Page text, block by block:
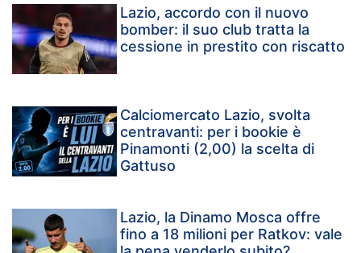
Lazio, accordo con il nuovo
bomber: il suo club tratta la
cessione in prestito con riscatto
Calciomercato Lazio, svolta
centravanti: per i bookie è
Pinamonti (2,00) la scelta di
Gattuso
Lazio, la Dinamo Mosca offre
fino a 18 milioni per Ratkov: vale